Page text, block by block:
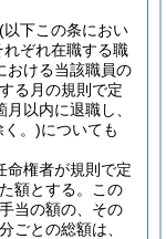
(以下この条におい
れぞれ在職する職
おける当該職員の
る月の規則で定
以内に退職し、
く。)についても
命権者が規則で定
額とする。
この
当の額の、その
ごとの総額は、